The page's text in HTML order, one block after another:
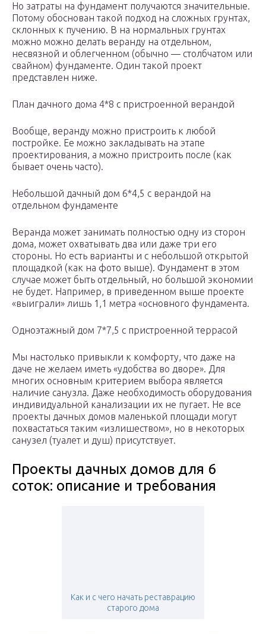
Но затраты на фундамент получаются значительные.
Потому обоснован такой подход на сложных грунтах,
склонных к пучению. В на нормальных грунтах
можно можно делать веранду на отдельном,
несвязной и облегченном (обычно — столбчатом или
свайном) фундаменте. Один такой проект
представлен ниже.
План дачного дома 4*8 с пристроенной верандой
Вообще, веранду можно пристроить к любой
постройке. Ее можно закладывать на этапе
проектирования, а можно пристроить после (как
бывает очень часто).
Небольшой дачный дом 6*4,5 с верандой на
отдельном фундаменте
Веранда может занимать полностью одну из сторон
дома, может охватывать два или даже три его
стороны. Но есть варианты и с небольшой открытой
площадкой (как на фото выше). Фундамент в этом
случае может быть отдельный, но большой экономии
не будет. Например, в приведенном выше проекте
«выиграли» лишь 1,1 метра «основного фундамента.
Одноэтажный дом 7*7,5 с пристроенной террасой
Мы настолько привыкли к комфорту, что даже на
даче не желаем иметь «удобства во дворе». Для
многих основным критерием выбора является
наличие санузла. Даже необходимость оборудования
индивидуальной канализации их не пугает. Не все
проекты дачных домов маленькой площади могут
похвастаться таким «излишеством», но в некоторых
санузел (туалет и душ) присутствует.
Проекты дачных домов для 6
соток: описание и требования
Как и с чего начать реставрацию
старого дома